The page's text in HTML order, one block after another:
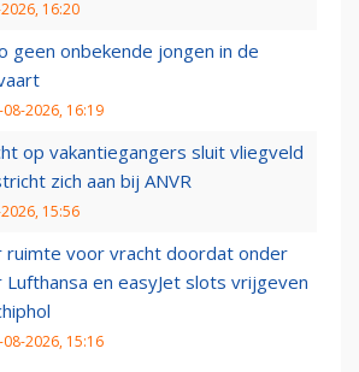
16:20
geen onbekende jongen in de
08-2026, 16:19
op vakantiegangers sluit vliegveld
zich aan bij ANVR
15:56
ruimte voor vracht doordat onder
Lufthansa en easyJet slots vrijgeven
08-2026, 15:16